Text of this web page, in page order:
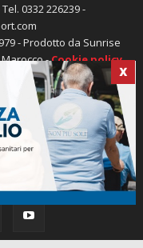
X
- Prodotto da Sunrise
-Cookie policy
sport.com